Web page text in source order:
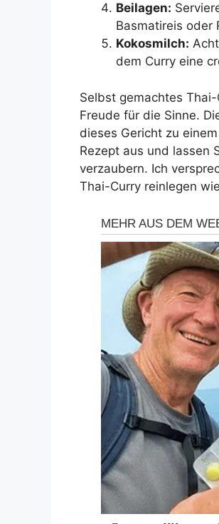
Beilagen:
Basmatireis oder
Kokosmilch:
dem Curry eine
Selbst gemachtes
Freude für die Sinne.
dieses Gericht zu
Rezept aus und lassen
verzaubern. Ich
Thai-Curry reinlegen